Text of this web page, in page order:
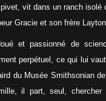
vit dans un ranch isolé
Gracie et son frère
et passionné de
perpétuel, ce qui lui
du Musée Smithsonian
il part, seul, chercher